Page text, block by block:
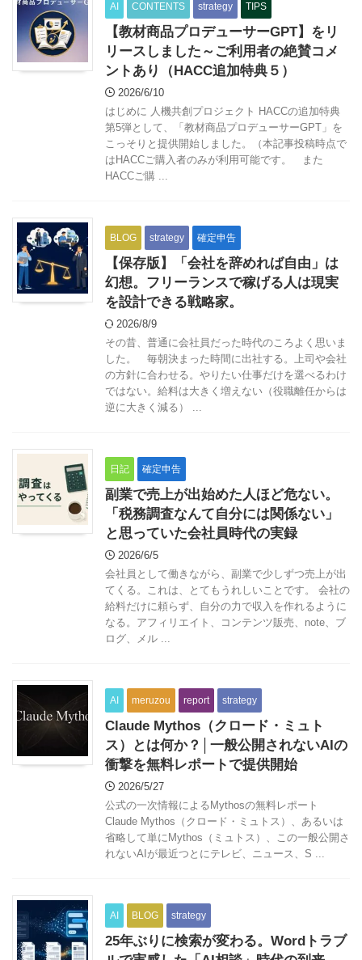
AI CONTENTS strategy TIPS
【教材商品プロデューサーGPT】をリ
リースしました～ご利用者の絶賛コメ
ントあり（HACC追加特典５）
2026/6/10
はじめに 人機共創プロジェクト HACCの追加特典
第5弾として、「教材商品プロデューサーGPT」を
こっそりと提供開始しました。（本記事投稿時点で
はHACCご購入者のみが利用可能です。 また
HACCご購 ...
BLOG strategy 確定申告
【保存版】「会社を辞めれば自由」は
幻想。フリーランスで稼げる人は現実
を設計できる戦略家。
2026/8/9
その昔、普通に会社員だった時代のころよく思いま
した。 毎朝決まった時間に出社する。上司や会社
の方針に合わせる。やりたい仕事だけを選べるわけ
ではない。給料は大きく増えない（役職離任からは
逆に大きく減る） ...
日記 確定申告
副業で売上が出始めた人ほど危ない。
「税務調査なんて自分には関係ない」
と思っていた会社員時代の実録
2026/6/5
会社員として働きながら、副業で少しずつ売上が出
てくる。これは、とてもうれしいことです。 会社の
給料だけに頼らず、自分の力で収入を作れるように
なる。アフィリエイト、コンテンツ販売、note、ブ
ログ、メル ...
AI meruzou report strategy
Claude Mythos（クロード・ミュト
ス）とは何か？│一般公開されないAIの
衝撃を無料レポートで提供開始
2026/5/27
公式の一次情報によるMythosの無料レポート
Claude Mythos（クロード・ミュトス）、あるいは
省略して単にMythos（ミュトス）、この一般公開さ
れないAIが最近つとにテレビ、ニュース、S ...
AI BLOG strategy
25年ぶりに検索が変わる。Wordトラブ